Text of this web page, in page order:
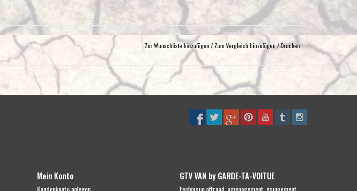
Zur Wunschliste hinzufügen / Zum Vergleich hinzufügen/Drucken
Mein Konto
Kundenkonto anlegen
GTV VAN by GARDE-TA-VOITUE
technique offroad, aménagement, équipement,